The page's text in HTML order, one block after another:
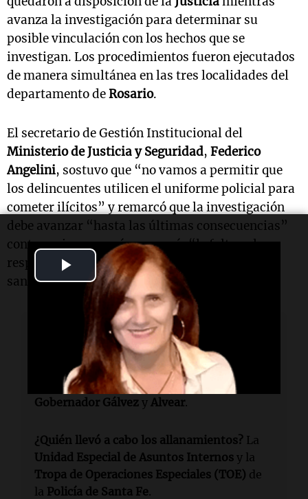
Play
Video
avanza la investigación para determinar su
posible vinculación con los hechos que se
investigan. Los procedimientos fueron ejecutados
de manera simultánea en las tres localidades del
departamento deRosario.
El secretario de Gestión Institucional del
Ministerio de Justicia y Seguridad, Federico
Angelini, sostuvo que “no vamos a permitir que
los delincuentes utilicen el uniforme policial para
cometer ilícitos” y remarcó que la investigación
debe avanzar “hasta las últimas consecuencias”
contra quienes, según expresó, “le faltan el
respeto al uniforme policial y a la sociedad
santafesina”.
Lectura rápida
¿Qué se realizó en Santa Fe? Se realizaron
cuatro allanamientos en Rosario
Villa
Gobernador Gálvez y Alvear.
¿Quién llevó a cabo los allanamientos? La
Unidad Especial de Asuntos Internos y la
Tropa de Operaciones Especiales (TOE) de
la Policía de Santa Fe.